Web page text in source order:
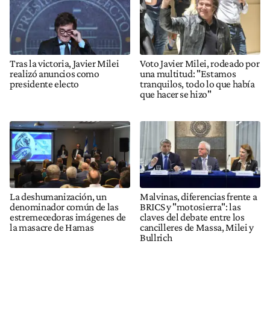
Tras la victoria, Javier Milei
realizó anuncios como
presidente electo
Voto Javier Milei, rodeado por
una multitud: "Estamos
tranquilos, todo lo que había
que hacer se hizo"
La deshumanización, un
denominador común de las
estremecedoras imágenes de
la masacre de Hamas
Malvinas, diferencias frente a
BRICS y "motosierra": las
claves del debate entre los
cancilleres de Massa, Milei y
Bullrich